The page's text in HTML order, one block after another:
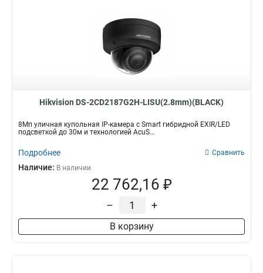
Hikvision DS-2CD2187G2H-LISU(2.8mm)(BLACK)
8Мп уличная купольная IP-камера с Smart гибридной EXIR/LED
подсветкой до 30м и технологией AcuS...
Подробнее Сравнить
Наличие: В наличии
22 762,16 ₽
– +
В корзину